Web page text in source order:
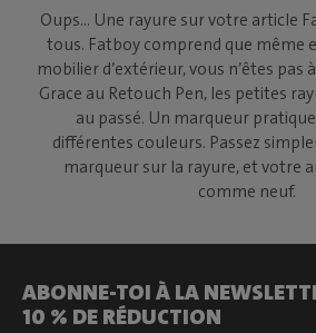
Oups... Une rayure sur votre article
tous. Fatboy comprend que même
mobilier d’extérieur, vous n’êtes pas
Grace au Retouch Pen, les petites
au passé. Un marqueur
différentes couleurs. Passez
marqueur sur la rayure, et votre
comme neuf.
ABONNE-TOI À LA
10 % DE RÉDUCTION